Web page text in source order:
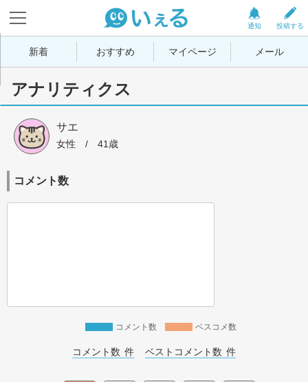
投稿する
通知
新着 おすすめ マイページ メール
アナリティクス
サエ
女性 / 41歳
コメント数
コメント数 ベスコメ数
コメント数 件 ベストコメント数 件